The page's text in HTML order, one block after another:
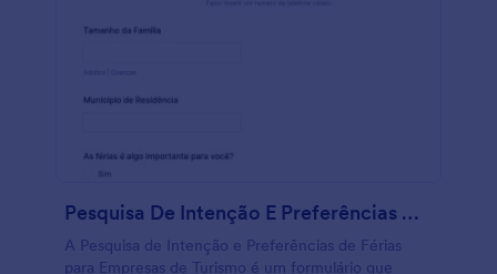
Pesquisa De Intenção E Preferências De Férias Para Empresas De Turismo
A Pesquisa de Intenção e Preferências de Férias
para Empresas de Turismo é um formulário que